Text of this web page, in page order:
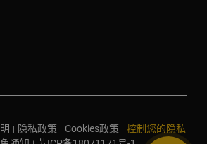
| 隐私政策 | Cookies政策 | 控制您的隐私